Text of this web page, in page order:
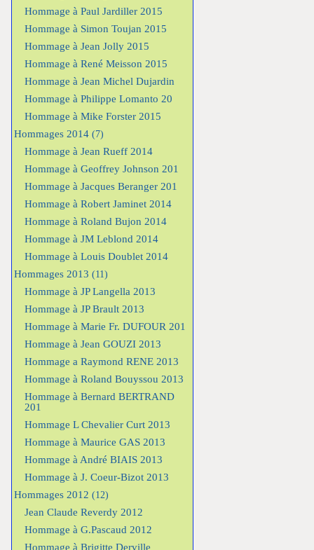
Hommage à Paul Jardiller 2015
Hommage à Simon Toujan 2015
Hommage à Jean Jolly 2015
Hommage à René Meisson 2015
Hommage à Jean Michel Dujardin
Hommage à Philippe Lomanto 20
Hommage à Mike Forster 2015
Hommages 2014 (7)
Hommage à Jean Rueff 2014
Hommage à Geoffrey Johnson 201
Hommage à Jacques Beranger 201
Hommage à Robert Jaminet 2014
Hommage à Roland Bujon 2014
Hommage à JM Leblond 2014
Hommage à Louis Doublet 2014
Hommages 2013 (11)
Hommage à JP Langella 2013
Hommage à JP Brault 2013
Hommage à Marie Fr. DUFOUR 201
Hommage à Jean GOUZI 2013
Hommage a Raymond RENE 2013
Hommage à Roland Bouyssou 2013
Hommage à Bernard BERTRAND
201
Hommage L Chevalier Curt 2013
Hommage à Maurice GAS 2013
Hommage à André BIAIS 2013
Hommage à J. Coeur-Bizot 2013
Hommages 2012 (12)
Jean Claude Reverdy 2012
Hommage à G.Pascaud 2012
Hommage à Brigitte Derville